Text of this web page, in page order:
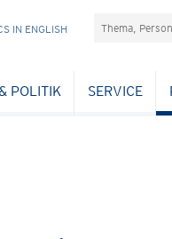
IN ENGLISH Suchefeld
POLITIK SERVICE